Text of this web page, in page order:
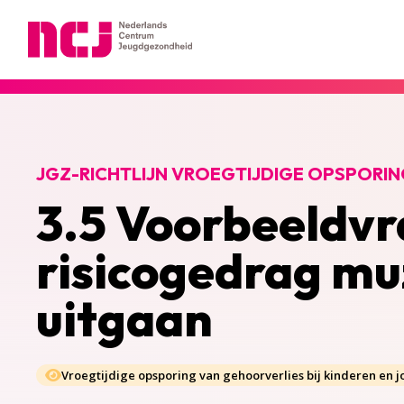
3.5
risicogedrag
uitgaan
JGZ-RICHTLIJN VROEGTIJDIGE
Vroegtijdige opsporing van gehoorverlies bij kinderen en